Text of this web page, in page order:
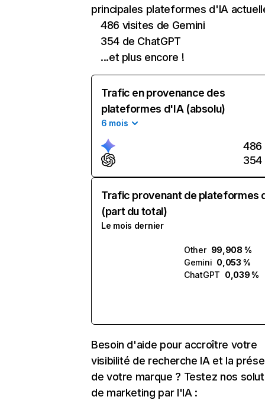
principales plateformes d'IA
486 visites de Gemini
354 de ChatGPT
...et plus encore !
Trafic en provenance des
plateformes d'IA (absolu)
6 mois
486
354
Trafic provenant de plateformes
(part du total)
Le mois dernier
Other 99,908 %
Gemini 0,053 %
ChatGPT 0,039 %
Besoin d'aide pour accroître votre
visibilité de recherche IA et la
de votre marque ? Testez nos
de marketing par l'IA :